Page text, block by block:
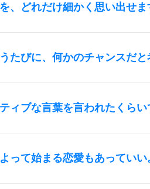
、どれだけ細かく思い出せま
たびに、何かのチャンスだと
ィブな言葉を言われたくらい
って始まる恋愛もあっていい